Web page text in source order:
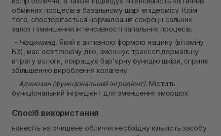
обмінних процесів в базальному шарі епідермісу. Крім
того, спостерігається нормалізація секреції сальних
залоз і зменшення інтенсивності запальних процесів.
- Ніацинамід. Який є активною формою ніацину (вітаміну
В3), має освітлюючу дію, зменшує трансепідермальну
втрату вологи, покращує бар'єрну функцію шкіри, сприяє
збільшенню вироблення колагену.
- Аденозин (функціональний інгредієнт). Містить
функціональний інгредієнт для зменшення зморшок.
Спосіб використання
нанесіть на очищене обличчя необхідну кількість засобу